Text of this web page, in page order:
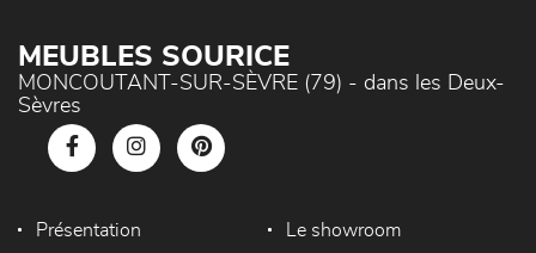
MEUBLES SOURICE
MONCOUTANT-SUR-SÈVRE (79) - dans les Deux-
Sèvres
Présentation Le showroom